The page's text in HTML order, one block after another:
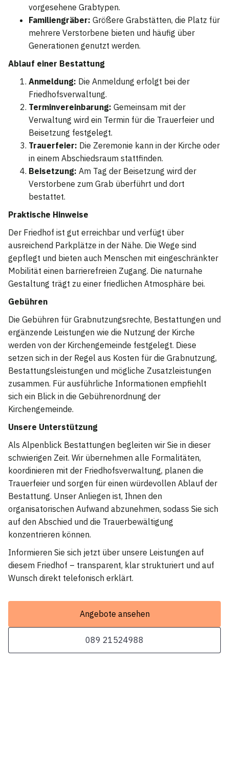
vorgesehene Grabtypen.
Familiengräber: Größere Grabstätten, die Platz für
mehrere Verstorbene bieten und häufig über
Generationen genutzt werden.
Ablauf einer Bestattung
Anmeldung: Die Anmeldung erfolgt bei der
Friedhofsverwaltung.
Terminvereinbarung: Gemeinsam mit der
Verwaltung wird ein Termin für die Trauerfeier und
Beisetzung festgelegt.
Trauerfeier: Die Zeremonie kann in der Kirche oder
in einem Abschiedsraum stattfinden.
Beisetzung: Am Tag der Beisetzung wird der
Verstorbene zum Grab überführt und dort
bestattet.
Praktische Hinweise
Der Friedhof ist gut erreichbar und verfügt über
ausreichend Parkplätze in der Nähe. Die Wege sind
gepflegt und bieten auch Menschen mit eingeschränkter
Mobilität einen barrierefreien Zugang. Die naturnahe
Gestaltung trägt zu einer friedlichen Atmosphäre bei.
Gebühren
Die Gebühren für Grabnutzungsrechte, Bestattungen und
ergänzende Leistungen wie die Nutzung der Kirche
werden von der Kirchengemeinde festgelegt. Diese
setzen sich in der Regel aus Kosten für die Grabnutzung,
Bestattungsleistungen und mögliche Zusatzleistungen
zusammen. Für ausführliche Informationen empfiehlt
sich ein Blick in die Gebührenordnung der
Kirchengemeinde.
Unsere Unterstützung
Als Alpenblick Bestattungen begleiten wir Sie in dieser
schwierigen Zeit. Wir übernehmen alle Formalitäten,
koordinieren mit der Friedhofsverwaltung, planen die
Trauerfeier und sorgen für einen würdevollen Ablauf der
Bestattung. Unser Anliegen ist, Ihnen den
organisatorischen Aufwand abzunehmen, sodass Sie sich
auf den Abschied und die Trauerbewältigung
konzentrieren können.
Informieren Sie sich jetzt über unsere Leistungen auf
diesem Friedhof – transparent, klar strukturiert und auf
Wunsch direkt telefonisch erklärt.
Angebote ansehen
089 21524988